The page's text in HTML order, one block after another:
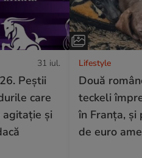
31 iul.
Peștii
care
agitație și
Lifestyle
Două
teckeli
în Franța,
de euro